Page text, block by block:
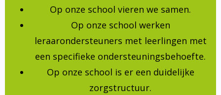
Op onze school vieren we samen.
Op onze school werken
leraarondersteuners met leerlingen met
een specifieke ondersteuningsbehoefte.
Op onze school is er een duidelijke
zorgstructuur.